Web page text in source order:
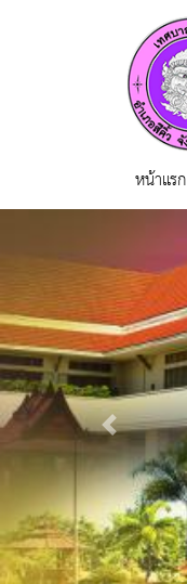
หน้าแรก
Previous